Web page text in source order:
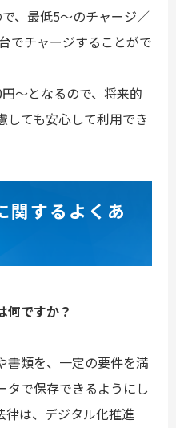
、最低5～のチャージ／
でチャージすることがで
～となるので、将来的
しても安心して利用でき
関するよくあ
何ですか？
書類を、一定の要件を満
タで保存できるようにし
律は、デジタル化推進